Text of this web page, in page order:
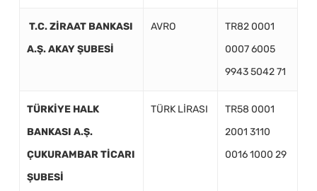
T.C. ZİRAAT BANKASI
A.Ş. AKAY ŞUBESİ
AVRO
TR82 0001
0007 6005
9943 5042 71
TÜRKİYE HALK
BANKASI A.Ş.
ÇUKURAMBAR TİCARI
ŞUBESİ
TÜRK LİRASI
TR58 0001
2001 3110
0016 1000 29